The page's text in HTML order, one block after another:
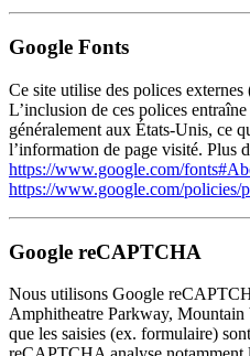
Google Fonts
Ce site utilise des polices
L’inclusion de ces polices
généralement aux États-Unis, ce
l’information de page visité. Plus
https://www.google.com/
https://www.google.com/policies/
Google reCAPTCHA
Nous utilisons Google
Amphitheatre Parkway,
que les saisies (ex. formulaire)